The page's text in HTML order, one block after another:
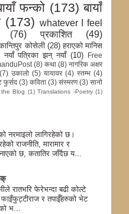
फन्को (173) बायाँ
(173) whatever I feel
(76) प्रकाशित
(49)
कोसेली (28) हराएको मानिस
नयाँ पत्रिका झन् नयाँ (10)
Free
(8) कथा (8) नागरिक अक्षर
(7) उकालो (5) यायावर (4) स्तम्भ (4)
फुर्सद (3) कविता (3) संस्मरण (3) सानो
Blog (1) Translations -Poetry (1)
नरमाइलो लागिरहेको छ।
राजनीति, मारामार र
छ, कतातिर जाँदैछ य...
रातभरि फेरेभन्दा बढी कोल्टे
र तपाईँहरुको भेट
भ...